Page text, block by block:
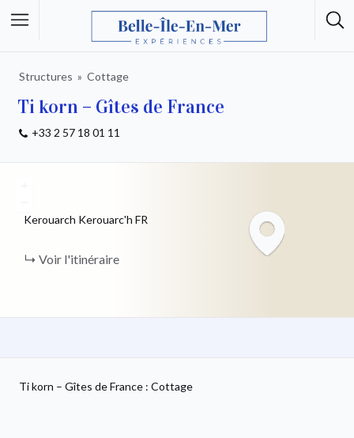
Structures Cottage
Ti korn – Gîtes de France
+33 2 57 18 01 11
Kerouarch Kerouarc'h FR
Voir l'itinéraire
Ti korn – Gîtes de France : Cottage